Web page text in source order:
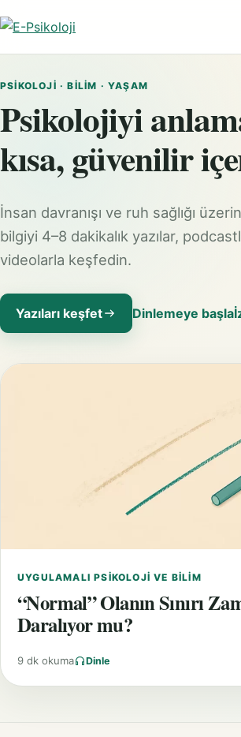
PSIKOLOJI · BILIM · YAŞAM
Psikolojiyi
kısa, güvenilir
İnsan davranışı ve ruh sağlığı
bilgiyi 4–8 dakikalık yazılar,
videolarla keşfedin.
Yazıları keşfet Dinlemeye başla
UYGULAMALI PSIKOLOJI VE BILIM
“Normal” Olanın Sınırı
Daralıyor mu?
9 dk okuma Dinle